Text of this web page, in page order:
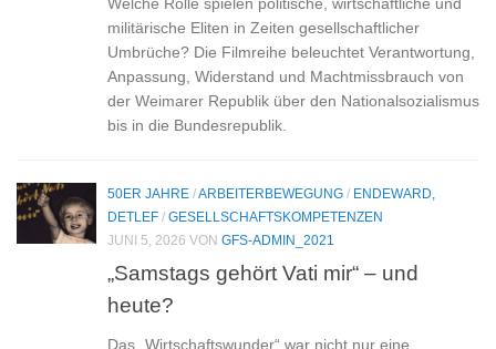
militärische Eliten in Zeiten gesellschaftlicher
Umbrüche? Die Filmreihe beleuchtet Verantwortung,
Anpassung, Widerstand und Machtmissbrauch von
der Weimarer Republik über den Nationalsozialismus
bis in die Bundesrepublik.
50ER JAHRE /ARBEITERBEWEGUNG / ENDEWARD,
DETLEF / GESELLSCHAFTSKOMPETENZEN
JUNI 5, 2026 VON GFS-ADMIN_2021
„Samstags gehört Vati mir“ – und
heute?
Das „Wirtschaftswunder“ war nicht nur eine